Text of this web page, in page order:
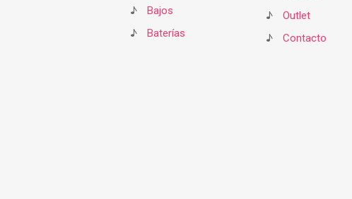
♪
Bajos
♪
Baterías
♪
Outlet
♪
Contacto